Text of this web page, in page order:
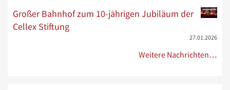
Großer Bahnhof zum 10-jährigen Jubiläum der
Cellex Stiftung
27.01.2026
Weitere Nachrichten…